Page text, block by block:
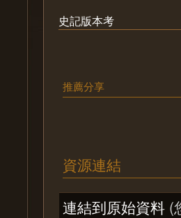
史記版本考
推薦分享
資源連結
連結到原始資料 (